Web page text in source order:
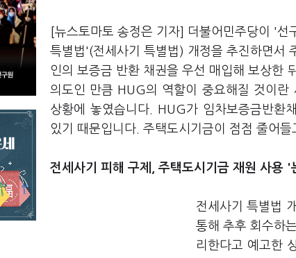
[뉴스토마토 송정은 기자] 더불어민주당이 '
특별법'(전세사기 특별법) 개정을 추진하면서
인의 보증금 반환 채권을 우선 매입해 보상한
의도인 만큼 HUG의 역할이 중요해질 것이
상황에 놓였습니다. HUG가 임차보증금반환
있기 때문입니다. 주택도시기금이 점점 줄어
전세사기 피해 구제, 주택도시기금 재원 사용 '
전세사기 특별법
통해 추후 회수하
리한다고 예고한